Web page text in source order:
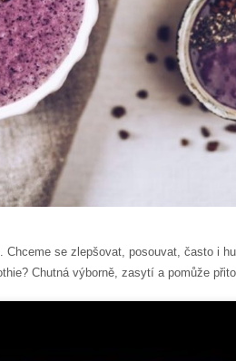
se zlepšovat, posouvat, často i
Chutná výborně, zasytí a pomůže